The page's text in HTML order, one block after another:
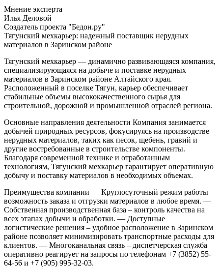
Мнение эксперта
Илья Деловой
Создатель проекта "Бедон.ру"
Тягунский мехкарьер: надежный поставщик нерудных
материалов в Заринском районе
Тягунский мехкарьер — динамично развивающаяся компания,
специализирующаяся на добыче и поставке нерудных
материалов в Заринском районе Алтайского края.
Расположенный в поселке Тягун, карьер обеспечивает
стабильные объемы высококачественного сырья для
строительной, дорожной и промышленной отраслей региона.
Основные направления деятельности Компания занимается
добычей природных ресурсов, фокусируясь на производстве
нерудных материалов, таких как песок, щебень, гравий и
другие востребованные в строительстве компоненты.
Благодаря современной технике и отработанным
технологиям, Тягунский мехкарьер гарантирует оперативную
добычу и поставку материалов в необходимых объемах.
Преимущества компании — Круглосуточный режим работы –
возможность заказа и отгрузки материалов в любое время. —
Собственная производственная база – контроль качества на
всех этапах добычи и обработки. — Доступные
логистические решения – удобное расположение в Заринском
районе позволяет минимизировать транспортные расходы для
клиентов. — Многоканальная связь – диспетчерская служба
оперативно реагирует на запросы по телефонам +7 (3852) 55-
64-56 и +7 (905) 995-32-03.